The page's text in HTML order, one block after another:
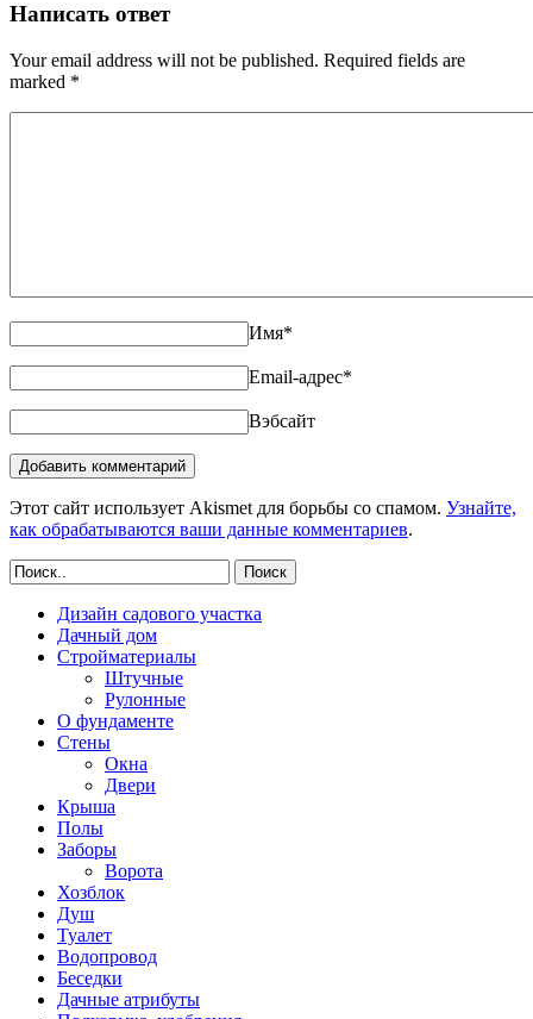
Написать ответ
Your email address will not be published. Required fields are
marked *
Имя*
Email-адрес*
Вэбсайт
Этот сайт использует Akismet для борьбы со спамом. Узнайте,
как обрабатываются ваши данные комментариев.
Поиск
Дизайн садового участка
Дачный дом
Стройматериалы
Штучные
Рулонные
О фундаменте
Стены
Окна
Двери
Крыша
Полы
Заборы
Ворота
Хозблок
Душ
Туалет
Водопровод
Беседки
Дачные атрибуты